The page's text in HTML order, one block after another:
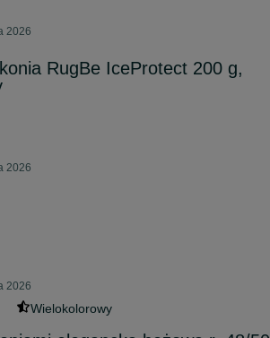
2026
RugBe IceProtect 200 g,
2026
2026
Wielokolorowy